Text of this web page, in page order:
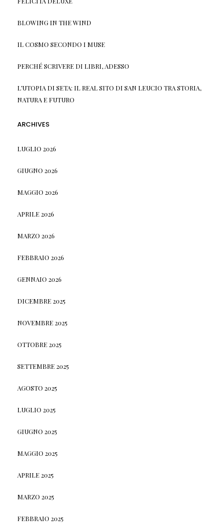
BLOWING IN THE WIND
IL COSMO SECONDO I MUSE
PERCHÉ SCRIVERE DI LIBRI, ADESSO
L’UTOPIA DI SETA: IL REAL SITO DI SAN LEUCIO TRA STORIA,
NATURA E FUTURO
ARCHIVES
LUGLIO 2026
GIUGNO 2026
MAGGIO 2026
APRILE 2026
MARZO 2026
FEBBRAIO 2026
GENNAIO 2026
DICEMBRE 2025
NOVEMBRE 2025
OTTOBRE 2025
SETTEMBRE 2025
AGOSTO 2025
LUGLIO 2025
GIUGNO 2025
MAGGIO 2025
APRILE 2025
MARZO 2025
FEBBRAIO 2025